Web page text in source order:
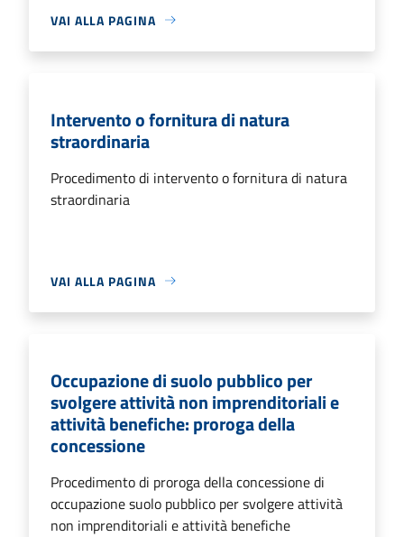
VAI ALLA PAGINA
Intervento o fornitura di natura
straordinaria
Procedimento di intervento o fornitura di natura
straordinaria
VAI ALLA PAGINA
Occupazione di suolo pubblico per
svolgere attività non imprenditoriali e
attività benefiche: proroga della
concessione
Procedimento di proroga della concessione di
occupazione suolo pubblico per svolgere attività
non imprenditoriali e attività benefiche